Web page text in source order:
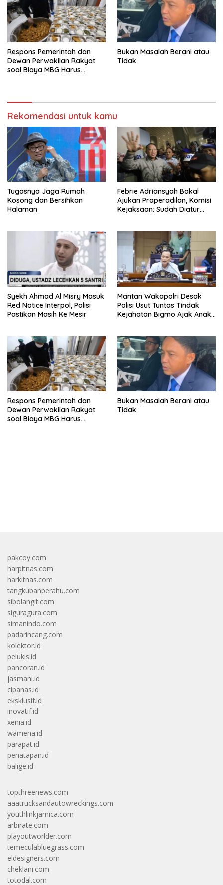
Respons Pemerintah dan
Dewan Perwakilan Rakyat
soal Biaya MBG Harus
Bukan Masalah Berani atau
Tidak
Rekomendasi untuk kamu
Tugasnya Jaga Rumah
Kosong dan Bersihkan
Halaman
Febrie Adriansyah Bakal
Ajukan Praperadilan, Komisi
Kejaksaan: Sudah Diatur
Syekh Ahmad Al Misry Masuk
Red Notice Interpol, Polisi
Pastikan Masih Ke Mesir
Mantan Wakapolri Desak
Polisi Usut Tuntas Tindak
Kejahatan Bigmo Ajak Anak
Respons Pemerintah dan
Dewan Perwakilan Rakyat
soal Biaya MBG Harus
Bukan Masalah Berani atau
Tidak
pakcoy.com
harpitnas.com
harkitnas.com
tangkubanperahu.com
sibolangit.com
siguragura.com
simanindo.com
padarincang.com
kolektor.id
pelukis.id
pancoran.id
jasmani.id
cipanas.id
eksklusif.id
inovatif.id
xenia.id
wamena.id
parapat.id
penatapan.id
balige.id
topthreenews.com
aaatrucksandautowreckings.com
youthlinkjamica.com
arbirate.com
playoutworlder.com
temeculabluegrass.com
eldesigners.com
cheklani.com
totodal.com